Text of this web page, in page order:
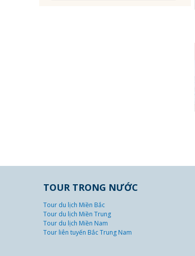
TOUR TRONG NƯỚC
Tour du lịch Miền Bắc
Tour du lịch Miền Trung
Tour du lịch Miền Nam
Tour liên tuyến Bắc Trung Nam